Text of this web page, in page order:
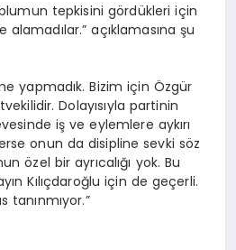
tepkisini gördükleri için
açıklamasına şu
yapmadık. Bizim için Özgür
Dolayısıyla partinin
iş ve eylemlere aykırı
onun da disipline sevki söz
özel bir ayrıcalığı yok. Bu
Kılıçdaroğlu için de geçerli.
tanınmıyor.”